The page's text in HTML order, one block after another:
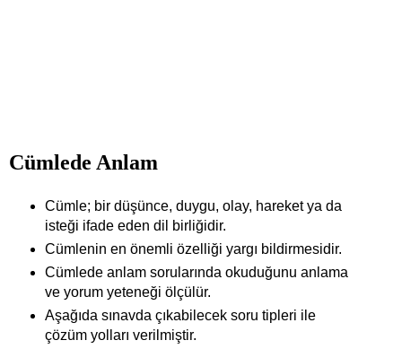
Cümlede Anlam
Cümle; bir düşünce, duygu, olay, hareket ya da
isteği ifade eden dil birliğidir.
Cümlenin en önemli özelliği yargı bildirmesidir.
Cümlede anlam sorularında okuduğunu anlama
ve yorum yeteneği ölçülür.
Aşağıda sınavda çıkabilecek soru tipleri ile
çözüm yolları verilmiştir.